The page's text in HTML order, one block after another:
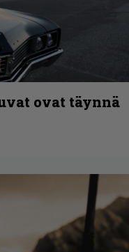
ovat täynnä